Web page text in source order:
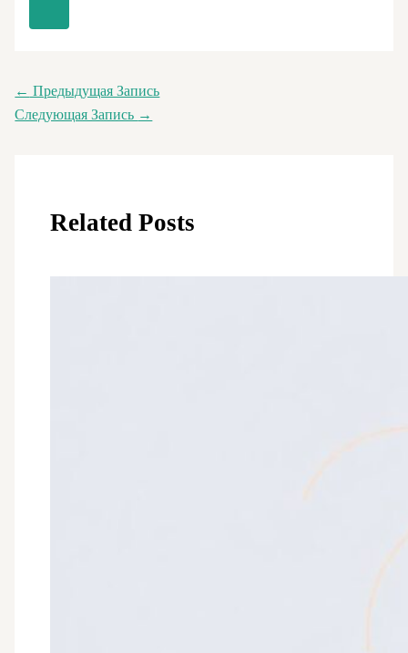
← Предыдущая Запись
Следующая Запись →
Related Posts